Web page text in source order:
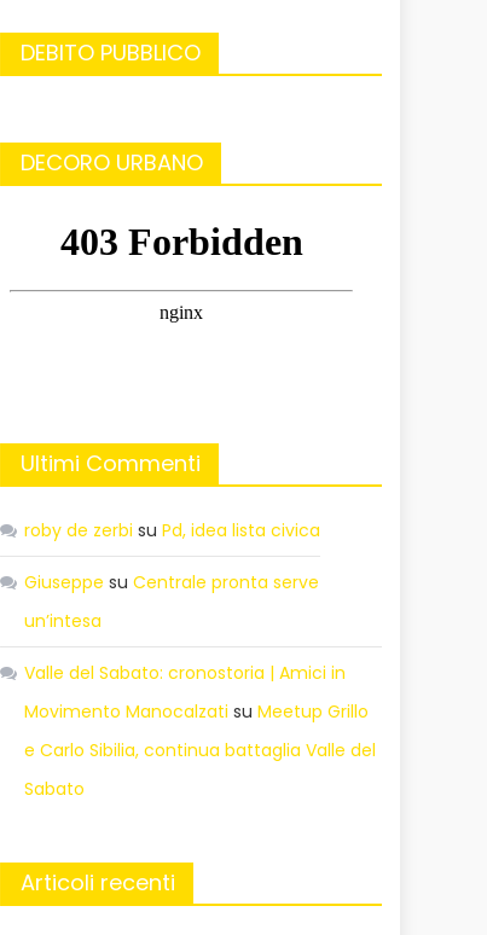
DEBITO PUBBLICO
DECORO URBANO
Ultimi Commenti
roby de zerbi suPd, idea lista civica
Giuseppe suCentrale pronta serve
un’intesa
Valle del Sabato: cronostoria | Amici in
Movimento Manocalzati suMeetup Grillo
e Carlo Sibilia, continua battaglia Valle del
Sabato
Articoli recenti